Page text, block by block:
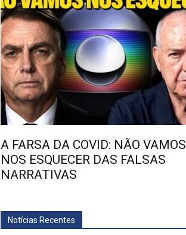
A FARSA DA COVID: NÃO VAMOS
NOS ESQUECER DAS FALSAS
NARRATIVAS
Notícias Recentes